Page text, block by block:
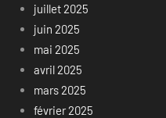
juillet 2025
juin 2025
mai 2025
avril 2025
mars 2025
février 2025